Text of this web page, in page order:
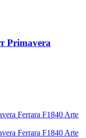
Primavera